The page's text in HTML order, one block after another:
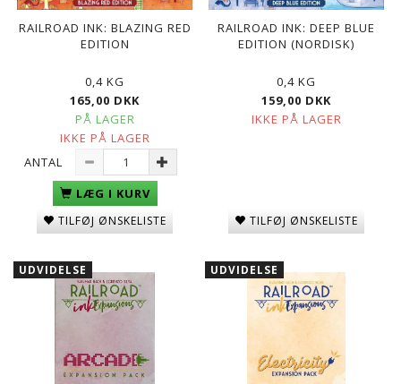
RAILROAD INK: BLAZING RED
EDITION
0,4 KG
165,00 DKK
PÅ LAGER
IKKE PÅ LAGER
ANTAL
LÆG I KURV
TILFØJ ØNSKELISTE
RAILROAD INK: DEEP BLUE
EDITION (NORDISK)
0,4 KG
159,00 DKK
IKKE PÅ LAGER
TILFØJ ØNSKELISTE
UDVIDELSE UDVIDELSE